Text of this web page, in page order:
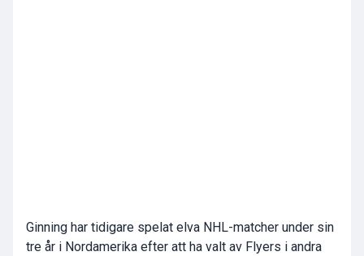
Ginning har tidigare spelat elva NHL-matcher under sin
tre år i Nordamerika efter att ha valt av Flyers i andra